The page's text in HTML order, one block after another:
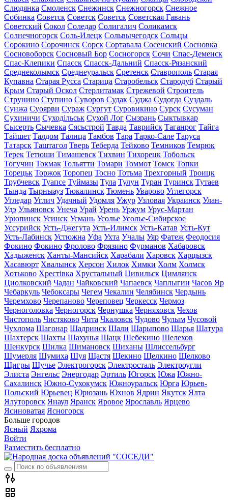
Слюдянка Смоленск Снежинск Снежногорск Снежное
Собинка Советск Советск Советск Советская Гавань
Советский Сокол Соледар Солигалич Соликамск
Солнечногорск Соль-Илецк Сольвычегодск Сольцы
Сорокино Сорочинск Сорск Сортавала Сосенский Сосновка
Сосновоборск Сосновый Бор Сосногорск Сочи Спас-Деменск
Спас-Клепики Спасск Спасск-Дальний Спасск-Рязанский
Среднеколымск Среднеуральск Сретенск Ставрополь Старая
Купавна Старая Русса Старица Старобельск Стародуб Старый
Крым Старый Оскол Стерлитамак Стрежевой Строитель
Струнино Ступино Суворов Судак Суджа Судогда Суздаль
Сунжа Суоярви Сураж Сургут Суровикино Сурск Сусуман
Сухиничи Суходільськ Сухой Лог Сызрань Сыктывкар
Сысерть Сычевка Сясьстрой Тавда Таврийск Таганрог Тайга
Тайшет Талдом Талица Тамбов Тара Тарко-Сале Таруса
Татарск Таштагол Тверь Теберда Тейково Темников Темрюк
Терек Тетюши Тимашевск Тихвин Тихорецк Тобольск
Тогучин Токмак Тольятти Томари Томмот Томск Топки
Торецьк Торжок Торопец Тосно Тотьма Трехгорный Троицк
Трубчевск Туапсе Туймазы Тула Тулун Туран Туринск Тутаев
Тында Тырныауз Тюкалинск Тюмень Уварово Углегорск
Угледар Углич Удачный Удомля Ужур Узловая Украинск Улан-
Удэ Ульяновск Унеча Урай Урень Уржум Урус-Мартан
Урюпинск Усинск Усмань Усолье Усолье-Сибирское
Уссурийск Усть-Джегута Усть-Илимск Усть-Катав Усть-Кут
Усть-Лабинск Устюжна Уфа Ухта Учалы Уяр Фатеж Феодосия
Фокино Фокино Фролово Фрязино Фурманов Хабаровск
Хадыженск Ханты-Мансийск Харабали Харовск Харцызск
Хасавюрт Хвалынск Херсон Хилок Химки Холм Холмск
Хотьково Хрестівка Хрустальный Цивильск Цимлянск
Циолковский Чадан Чайковский Чапаевск Чаплыгин Часов Яр
Чебаркуль Чебоксары Чегем Чекалин Челябинск Чердынь
Черемхово Черепаново Череповец Черкесск Чермоз
Черноголовка Черногорск Чернушка Черняховск Чехов
Чистополь Чистяково Чита Чкаловск Чудово Чулым Чусовой
Чухлома Шагонар Шадринск Шали Шарыпово Шарья Шатура
Шахтерск Шахты Шахунья Шацк Шебекино Шелехов
Шенкурск Шилка Шимановск Шиханы Шлиссельбург
Шумерля Шумиха Шуя Щастя Щекино Щелкино Щелково
Щигры Щучье Электрогорск Электросталь Электроугли
Элиста Энгельс Энергодар Эртиль Югорск Южа Южно-
Сахалинск Южно-Сухокумск Южноуральск Юрга Юрьев-
Польский Юрьевец Юрюзань Юхнов Ядрин Якутск Ялта
Ялуторовск Янаул Яранск Яровое Ярославль Ярцево
Ясиноватая Ясногорск
Больше городов
Ясный Яхрома
Войти
Разместить бесплатно